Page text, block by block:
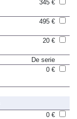
345 €
495 €
20 €
De serie
0 €
0 €